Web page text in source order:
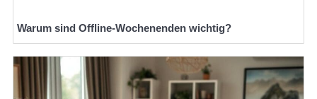
Warum sind Offline-Wochenenden wichtig?